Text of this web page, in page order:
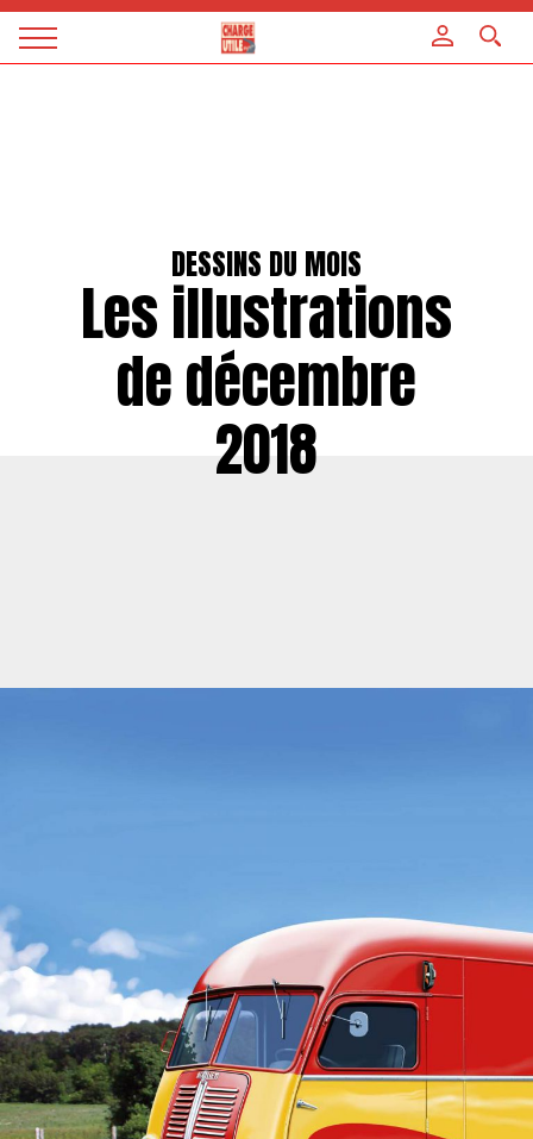
Magazine
DESSINS DU MOIS
Les illustrations
de décembre
2018
Panneau de gestion des cookies